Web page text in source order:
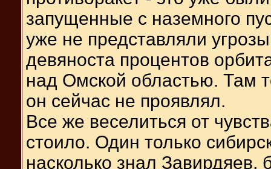
запущенные с наземного
уже не представляли
девяноста процентов
над Омской областью. Там
он сейчас не проявлял.
Все же веселиться от
стоило. Один только
насколько знал Завирдяев,